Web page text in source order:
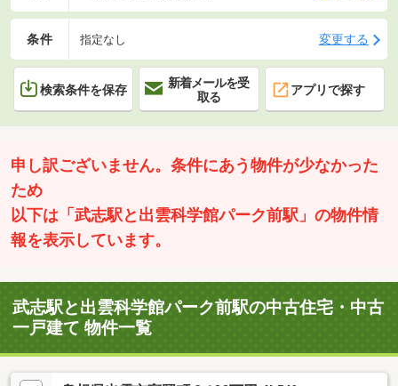
条件 指定なし 変更する
検索条件を保存
新着メールを受
取る
アプリで探す
申し訳ございません。条件にあう物件が少なかった
ため
以下は「武志駅と出雲科学館パーク前駅」の物件情
報を表示しています。
武志駅と出雲科学館パーク前駅の中古住宅・中古
一戸建て 物件一覧